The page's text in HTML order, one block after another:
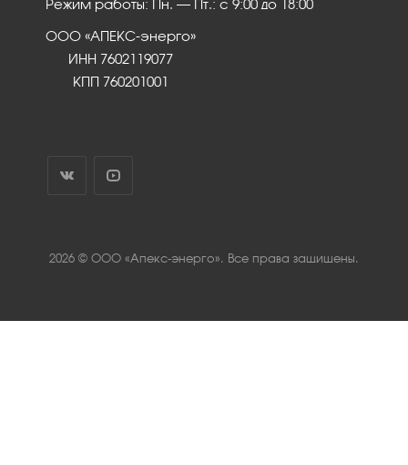
Режим работы: Пн. – Пт.: с 9:00 до 18:00
ООО «АПЕКС-энерго»
ИНН 7602119077
КПП 760201001
2026 © ООО «Апекс-энерго». Все права защищены.